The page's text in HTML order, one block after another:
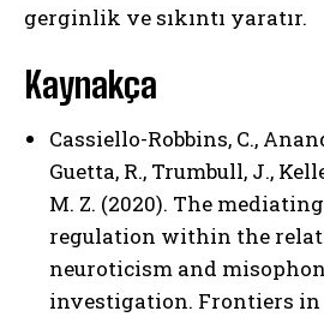
gerginlik ve sıkıntı yaratır.
Kaynakça
Cassiello-Robbins, C.,
Guetta, R., Trumbull, J.,
M. Z. (2020). The
regulation within the
neuroticism and
investigation. Frontiers in